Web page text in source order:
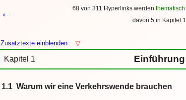
← 68 von 311 Hyperlinks werden thematisch
davon 5 in Kapitel 1
Zusatztexte einblenden ▽
Kapitel 1 Einführung
1.1 Warum wir eine Verkehrswende brauchen